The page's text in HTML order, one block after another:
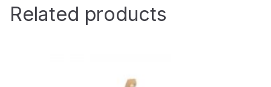
Related products